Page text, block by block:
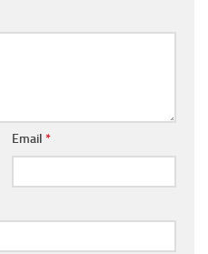
Email *